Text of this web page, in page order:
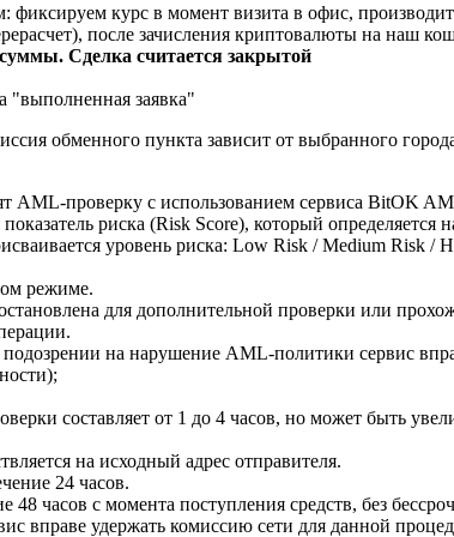
курс в момент визита в офис,
после зачисления криптовалюты на наш
Сделка считается закрытой
"выполненная заявка"
обменного пункта зависит от выбранного
AML-проверку с использованием сервиса BitOK
риска (Risk Score), который
уровень риска: Low Risk / Medium Risk /
режиме.
для дополнительной проверки или
на нарушение AML-политики сервис
составляет от 1 до 4 часов, но может быть
на исходный адрес отправителя.
24 часов.
48 часов с момента поступления средств, без
вправе удержать комиссию сети для данной